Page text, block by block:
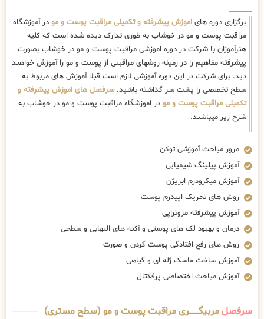
برگزاری دوره های اموزش پیشرفته و تکمیلی مراقبت پوست و مو در آموزشگاه
مراقبت پوست و مو در خوشاب به طوری تدارک دیده شده است که کلیه
هنرآموزان با شرکت در دوره اموزشی مراقبت پوست و مو در خوشاب بصورت
پیشرفته مفاهیم را در زمینه روشهای مراقبتی از پوست و مو را آموزش خواهند
دید. برای شرکت در این دوره آموزشی لازم است قبلا آموزش های مربوط به
سطح تخصصی را پشت سر گذاشته باشید.سرفصل های اموزش پیشرفته و
تکمیلی مراقبت پوست و مو در اموزشگاه مراقبت پوست و مو در خوشاب به
شرح زیر میباشند.
مرور مباحث آموزشی توکن
آموزش پیلینگ شیمیایی
آموزش میکرودرم ابریژن
روش های تحریک اپیدرم پوست
آموزش پیشرفته مزوتراپی
درمان و بهبود لک های پوستی و آکنه های التهابی و سطحی
روش های رفع افتادگی پوست گردن و صورت
آموزش ساخت ماسک ژله ای و گیاهی
آموزش مباحث اختصاصی پرفکتال
سرفصلمربیگــــــــری مراقبت پوست و مو (سطح مستری)